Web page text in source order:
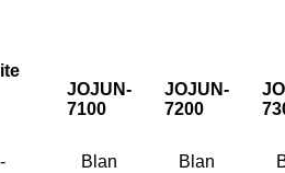
JOJUN-
7100
JOJUN-
7200
- Blan Blan